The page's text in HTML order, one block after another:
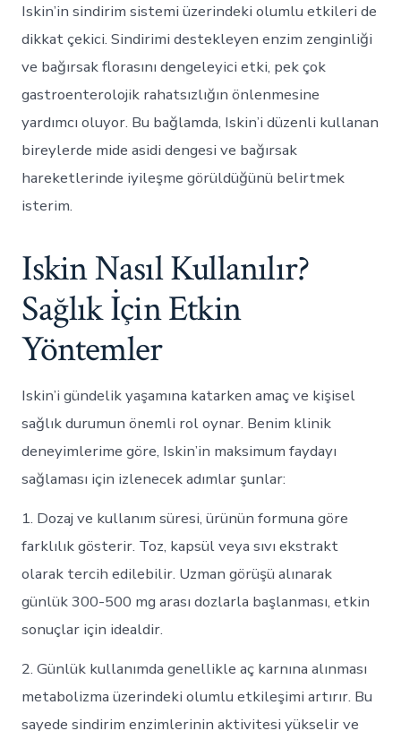
Iskin’in sindirim sistemi üzerindeki olumlu etkileri de
dikkat çekici. Sindirimi destekleyen enzim zenginliği
ve bağırsak florasını dengeleyici etki, pek çok
gastroenterolojik rahatsızlığın önlenmesine
yardımcı oluyor. Bu bağlamda, Iskin’i düzenli kullanan
bireylerde mide asidi dengesi ve bağırsak
hareketlerinde iyileşme görüldüğünü belirtmek
isterim.
Iskin Nasıl Kullanılır?
Sağlık İçin Etkin
Yöntemler
Iskin’i gündelik yaşamına katarken amaç ve kişisel
sağlık durumun önemli rol oynar. Benim klinik
deneyimlerime göre, Iskin’in maksimum faydayı
sağlaması için izlenecek adımlar şunlar:
1. Dozaj ve kullanım süresi, ürünün formuna göre
farklılık gösterir. Toz, kapsül veya sıvı ekstrakt
olarak tercih edilebilir. Uzman görüşü alınarak
günlük 300-500 mg arası dozlarla başlanması, etkin
sonuçlar için idealdir.
2. Günlük kullanımda genellikle aç karnına alınması
metabolizma üzerindeki olumlu etkileşimi artırır. Bu
sayede sindirim enzimlerinin aktivitesi yükselir ve